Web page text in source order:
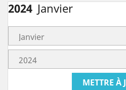
2024 Janvier
METTRE À